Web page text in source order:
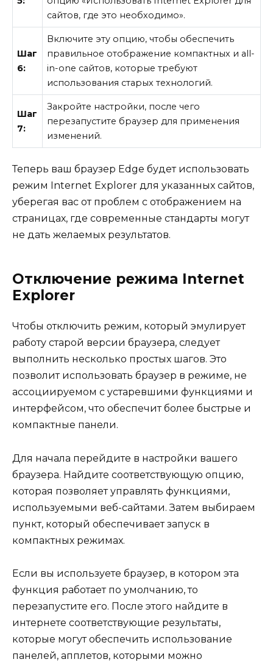
сайтов, где это необходимо».
Шаг
6:
Включите эту опцию, чтобы обеспечить
правильное отображение компактных и all-
in-one сайтов, которые требуют
использования старых технологий.
Шаг
7:
Закройте настройки, после чего
перезапустите браузер для применения
изменений.
Теперь ваш браузер Edge будет использовать
режим Internet Explorer для указанных сайтов,
уберегая вас от проблем с отображением на
страницах, где современные стандарты могут
не дать желаемых результатов.
Отключение режима Internet
Explorer
Чтобы отключить режим, который эмулирует
работу старой версии браузера, следует
выполнить несколько простых шагов. Это
позволит использовать браузер в режиме, не
ассоциируемом с устаревшими функциями и
интерфейсом, что обеспечит более быстрые и
компактные панели.
Для начала перейдите в настройки вашего
браузера. Найдите соответствующую опцию,
которая позволяет управлять функциями,
используемыми веб-сайтами. Затем выбираем
пункт, который обеспечивает запуск в
компактных режимах.
Если вы используете браузер, в котором эта
функция работает по умолчанию, то
перезапустите его. После этого найдите в
интернете соответствующие результаты,
которые могут обеспечить использование
панелей, апплетов, которыми можно